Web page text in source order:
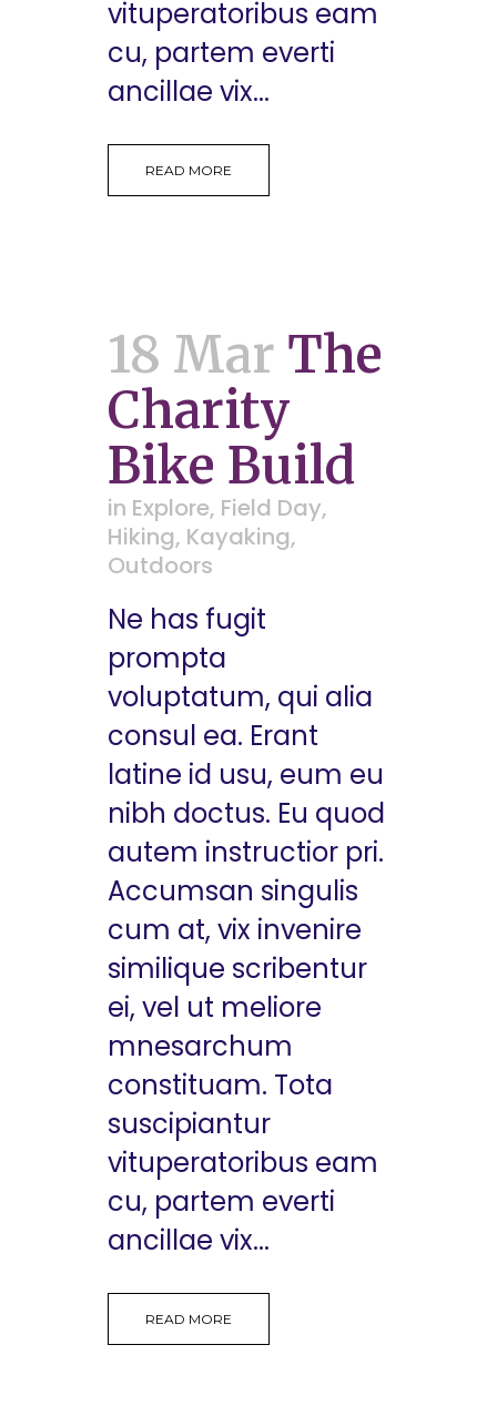
vituperatoribus eam
cu, partem everti
ancillae vix...
READ MORE
18 Mar The
Charity
Bike Build
in Explore, Field Day,
Hiking, Kayaking,
Outdoors
Ne has fugit
prompta
voluptatum, qui alia
consul ea. Erant
latine id usu, eum eu
nibh doctus. Eu quod
autem instructior pri.
Accumsan singulis
cum at, vix invenire
similique scribentur
ei, vel ut meliore
mnesarchum
constituam. Tota
suscipiantur
vituperatoribus eam
cu, partem everti
ancillae vix...
READ MORE